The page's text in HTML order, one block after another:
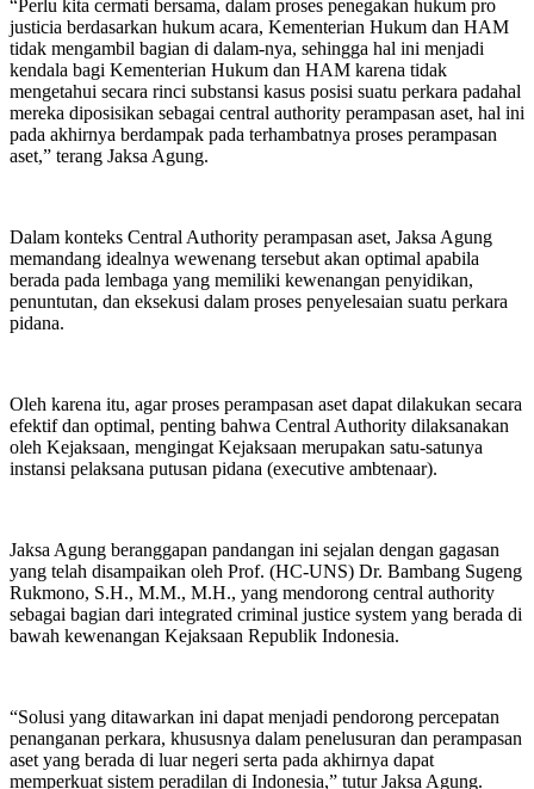
“Perlu kita cermati bersama, dalam proses penegakan hukum pro
justicia berdasarkan hukum acara, Kementerian Hukum dan HAM
tidak mengambil bagian di dalam-nya, sehingga hal ini menjadi
kendala bagi Kementerian Hukum dan HAM karena tidak
mengetahui secara rinci substansi kasus posisi suatu perkara padahal
mereka diposisikan sebagai central authority perampasan aset, hal ini
pada akhirnya berdampak pada terhambatnya proses perampasan
aset,” terang Jaksa Agung.
Dalam konteks Central Authority perampasan aset, Jaksa Agung
memandang idealnya wewenang tersebut akan optimal apabila
berada pada lembaga yang memiliki kewenangan penyidikan,
penuntutan, dan eksekusi dalam proses penyelesaian suatu perkara
pidana.
Oleh karena itu, agar proses perampasan aset dapat dilakukan secara
efektif dan optimal, penting bahwa Central Authority dilaksanakan
oleh Kejaksaan, mengingat Kejaksaan merupakan satu-satunya
instansi pelaksana putusan pidana (executive ambtenaar).
Jaksa Agung beranggapan pandangan ini sejalan dengan gagasan
yang telah disampaikan oleh Prof. (HC-UNS) Dr. Bambang Sugeng
Rukmono, S.H., M.M., M.H., yang mendorong central authority
sebagai bagian dari integrated criminal justice system yang berada di
bawah kewenangan Kejaksaan Republik Indonesia.
“Solusi yang ditawarkan ini dapat menjadi pendorong percepatan
penanganan perkara, khususnya dalam penelusuran dan perampasan
aset yang berada di luar negeri serta pada akhirnya dapat
memperkuat sistem peradilan di Indonesia,” tutur Jaksa Agung.